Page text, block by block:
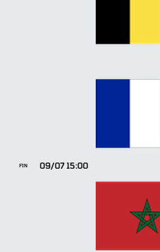
09/07 15:00
FIN